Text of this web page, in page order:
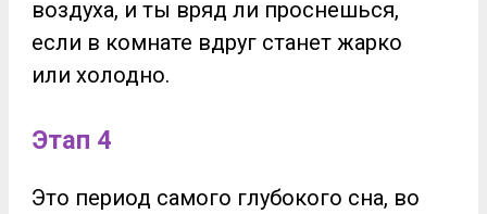
воздуха, и ты вряд ли проснешься,
если в комнате вдруг станет жарко
или холодно.
Этап 4
Это период самого глубокого сна, во